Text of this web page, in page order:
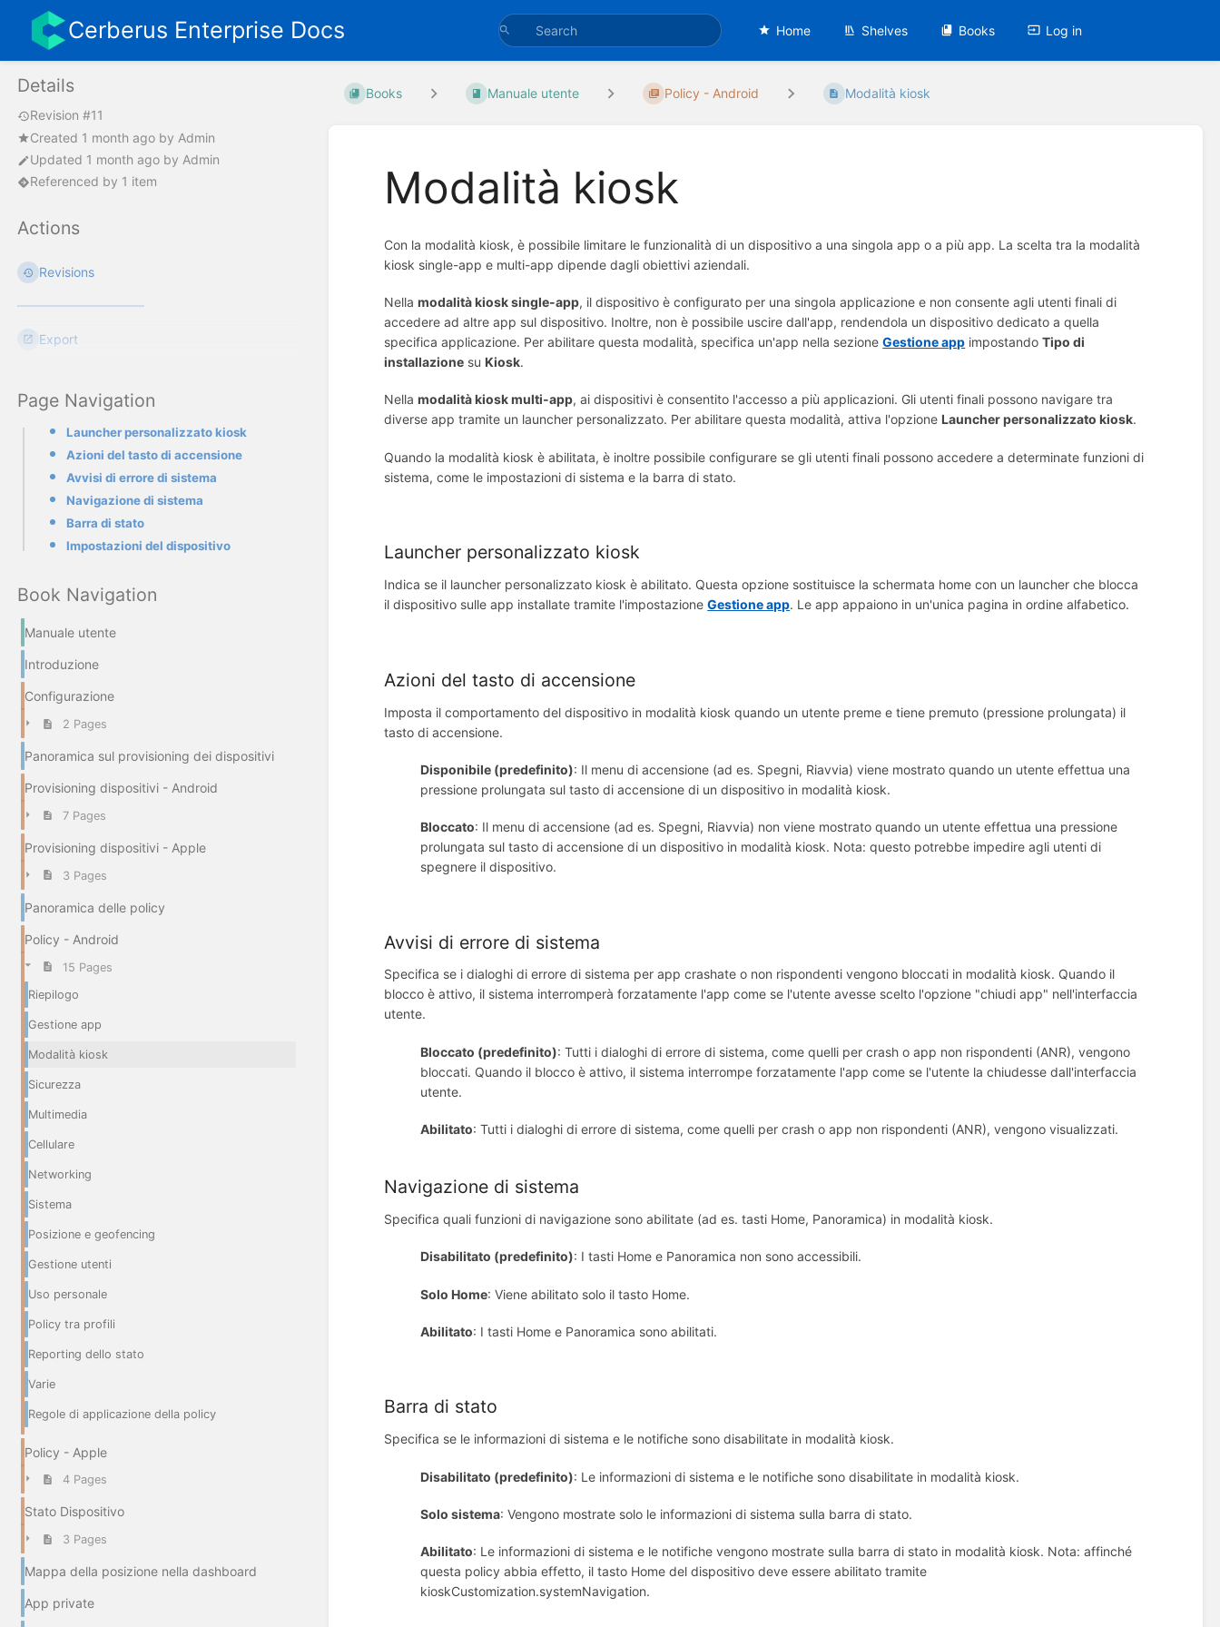
Cerberus Enterprise Docs Home Shelves Books Log in
Details
Revision #11
Created 1 month ago by Admin
Updated 1 month ago by Admin
Referenced by 1 item
Actions
Revisions
Export
Page Navigation
Launcher personalizzato kiosk
Azioni del tasto di accensione
Avvisi di errore di sistema
Navigazione di sistema
Barra di stato
Impostazioni del dispositivo
Book Navigation
Manuale utente
Introduzione
Configurazione
2 Pages
Panoramica sul provisioning dei dispositivi
Provisioning dispositivi - Android
7 Pages
Provisioning dispositivi - Apple
3 Pages
Panoramica delle policy
Policy - Android
15 Pages
Riepilogo
Gestione app
Modalità kiosk
Sicurezza
Multimedia
Cellulare
Networking
Sistema
Posizione e geofencing
Gestione utenti
Uso personale
Policy tra profili
Reporting dello stato
Varie
Regole di applicazione della policy
Policy - Apple
4 Pages
Stato Dispositivo
3 Pages
Mappa della posizione nella dashboard
App private
Books Manuale utente Policy - Android Modalità kiosk
Modalità kiosk
Con la modalità kiosk, è possibile limitare le funzionalità di un dispositivo a una singola app o a più app. La scelta tra la modalità
kiosk single-app e multi-app dipende dagli obiettivi aziendali.
Nellamodalità kiosk single-app, il dispositivo è configurato per una singola applicazione e non consente agli utenti finali di
accedere ad altre app sul dispositivo. Inoltre, non è possibile uscire dall'app, rendendola un dispositivo dedicato a quella
specifica applicazione. Per abilitare questa modalità, specifica un'app nella sezioneGestione app impostandoTipo di
installazione su Kiosk.
Nellamodalità kiosk multi-app, ai dispositivi è consentito l'accesso a più applicazioni. Gli utenti finali possono navigare tra
diverse app tramite un launcher personalizzato. Per abilitare questa modalità, attiva l'opzione Launcher personalizzato kiosk.
Quando la modalità kiosk è abilitata, è inoltre possibile configurare se gli utenti finali possono accedere a determinate funzioni di
sistema, come le impostazioni di sistema e la barra di stato.
Launcher personalizzato kiosk
Indica se il launcher personalizzato kiosk è abilitato. Questa opzione sostituisce la schermata home con un launcher che blocca
il dispositivo sulle app installate tramite l'impostazioneGestione app. Le app appaiono in un'unica pagina in ordine alfabetico.
Azioni del tasto di accensione
Imposta il comportamento del dispositivo in modalità kiosk quando un utente preme e tiene premuto (pressione prolungata) il
tasto di accensione.
Disponibile (predefinito): Il menu di accensione (ad es. Spegni, Riavvia) viene mostrato quando un utente effettua una
pressione prolungata sul tasto di accensione di un dispositivo in modalità kiosk.
Bloccato: Il menu di accensione (ad es. Spegni, Riavvia) non viene mostrato quando un utente effettua una pressione
prolungata sul tasto di accensione di un dispositivo in modalità kiosk. Nota: questo potrebbe impedire agli utenti di
spegnere il dispositivo.
Avvisi di errore di sistema
Specifica se i dialoghi di errore di sistema per app crashate o non rispondenti vengono bloccati in modalità kiosk. Quando il
blocco è attivo, il sistema interromperà forzatamente l'app come se l'utente avesse scelto l'opzione "chiudi app" nell'interfaccia
utente.
Bloccato (predefinito): Tutti i dialoghi di errore di sistema, come quelli per crash o app non rispondenti (ANR), vengono
bloccati. Quando il blocco è attivo, il sistema interrompe forzatamente l'app come se l'utente la chiudesse dall'interfaccia
utente.
Abilitato: Tutti i dialoghi di errore di sistema, come quelli per crash o app non rispondenti (ANR), vengono visualizzati.
Navigazione di sistema
Specifica quali funzioni di navigazione sono abilitate (ad es. tasti Home, Panoramica) in modalità kiosk.
Disabilitato (predefinito): I tasti Home e Panoramica non sono accessibili.
Solo Home: Viene abilitato solo il tasto Home.
Abilitato: I tasti Home e Panoramica sono abilitati.
Barra di stato
Specifica se le informazioni di sistema e le notifiche sono disabilitate in modalità kiosk.
Disabilitato (predefinito): Le informazioni di sistema e le notifiche sono disabilitate in modalità kiosk.
Solo sistema: Vengono mostrate solo le informazioni di sistema sulla barra di stato.
Abilitato: Le informazioni di sistema e le notifiche vengono mostrate sulla barra di stato in modalità kiosk. Nota: affinché
questa policy abbia effetto, il tasto Home del dispositivo deve essere abilitato tramite
kioskCustomization.systemNavigation.